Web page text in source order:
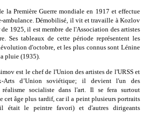
la Première Guerre mondiale en 1917 et effectue
ambulance. Démobilisé, il vit et travaille à Kozlov
1925, il est membre de l'Association des artistes
Ses tableaux de cette période représentent les
d'octobre, et les plus connus sont Lénine
pluie (1935).
est le chef de l'Union des artistes de l'URSS et
Arts d’Union soviétique; il devient l'un des
socialiste dans l'art. Il se fera surtout
cet âge plus tardif, car il a peint plusieurs portraits
était le peintre favori) et d'autres dirigeants